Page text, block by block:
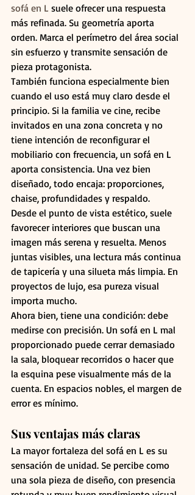
sofá en L suele ofrecer una respuesta
más refinada. Su geometría aporta
orden. Marca el perímetro del área social
sin esfuerzo y transmite sensación de
pieza protagonista.
También funciona especialmente bien
cuando el uso está muy claro desde el
principio. Si la familia ve cine, recibe
invitados en una zona concreta y no
tiene intención de reconfigurar el
mobiliario con frecuencia, un sofá en L
aporta consistencia. Una vez bien
diseñado, todo encaja: proporciones,
chaise, profundidades y respaldo.
Desde el punto de vista estético, suele
favorecer interiores que buscan una
imagen más serena y resuelta. Menos
juntas visibles, una lectura más continua
de tapicería y una silueta más limpia. En
proyectos de lujo, esa pureza visual
importa mucho.
Ahora bien, tiene una condición: debe
medirse con precisión. Un sofá en L mal
proporcionado puede cerrar demasiado
la sala, bloquear recorridos o hacer que
la esquina pese visualmente más de la
cuenta. En espacios nobles, el margen de
error es mínimo.
Sus ventajas más claras
La mayor fortaleza del sofá en L es su
sensación de unidad. Se percibe como
una sola pieza de diseño, con presencia